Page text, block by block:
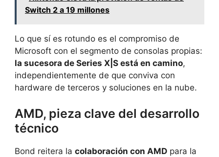
Switch 2 a 19 millones
Lo que sí es rotundo es el compromiso de
Microsoft con el segmento de consolas propias:
la sucesora de Series X|S está en camino,
independientemente de que conviva con
hardware de terceros y soluciones en la nube.
AMD, pieza clave del desarrollo
técnico
Bond reitera la colaboración con AMD para la